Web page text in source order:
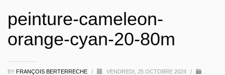
peinture-cameleon-
orange-cyan-20-80m
BY FRANÇOIS BERTERRECHE / VENDREDI, 25 OCTOBRE 2024
/